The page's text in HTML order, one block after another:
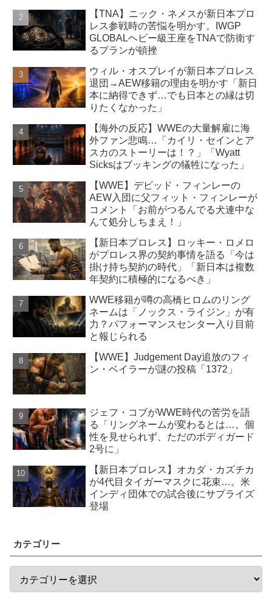
【TNA】ニック・ネメスが新日本プロ
レス参戦時の苦悩を明かす。IWGP
GLOBALヘビー級王座をTNAで防衛す
るプランが頓挫
ウィル・オスプレイが新日本プロレス
退団→AEW移籍の理由を明かす「新日
本に納得できず…でも日本との縁は切
りたくなかった」
【海外の反応】WWEの大量解雇に海
外ファン悲鳴…「カイリ・セインとア
スカのストーリーは！？」「Wyatt
Sicksはブッキングの犠牲になった」
【WWE】デビッド・フィンレーの
AEW入団に父フィット・フィンレーが
コメント「お前がつるんでる犬連中な
んて処分しちまえ！」
【新日本プロレス】ロッキー・ロメロ
がプロレス界の契約事情を語る「今は
掛け持ち契約の時代」「新日本は複数
年契約に積極的になるべき」
WWE移籍が噂の高橋ヒロムのリング
ネームは「ノックス・ライジン」が有
力？パフォーマンスセンター入り目前
と報じられる
【WWE】Judgement Day追放のフィ
ン・ベイラーが謎の投稿「1372」
ジェフ・コブがWWE時代の苦労を語
る「リングネームが変わるとは…。個
性を見せられず、ただのボディガード
2号に」
【新日本プロレス】オカダ・カズチカ
が4代目タイガーマスクに花束…。米
インディ団体での試合後にサプライズ
登場
カテゴリー